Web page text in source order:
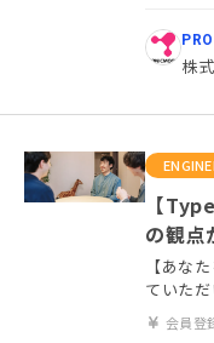
株
【
の観点
【あな
ていた
会員登